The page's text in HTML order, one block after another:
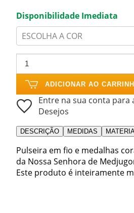
Disponibilidade Imediata
ESCOLHA A COR
ADICIONAR AO
Entre na sua conta
Desejos
DESCRIÇÃO MEDIDAS
Pulseira em fio e medalhas
da Nossa Senhora de
Este produto é inteiramente